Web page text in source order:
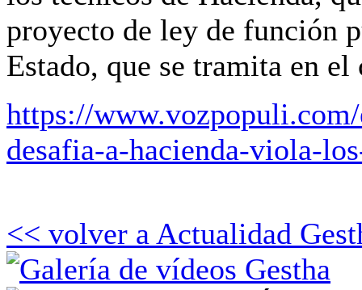
proyecto de ley de función
Estado, que se tramita en el
https://
desafia-a-hacienda-viola-
<< volver a Actualidad